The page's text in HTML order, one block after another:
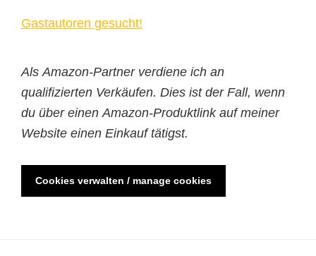
Gastautoren gesucht!
Als Amazon-Partner verdiene ich an
qualifizierten Verkäufen. Dies ist der Fall, wenn
du über einen Amazon-Produktlink auf meiner
Website einen Einkauf tätigst.
Cookies verwalten / manage cookies